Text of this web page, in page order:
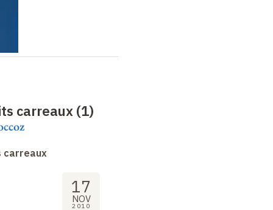
carreaux (1)
carreaux
17
NOV
2010